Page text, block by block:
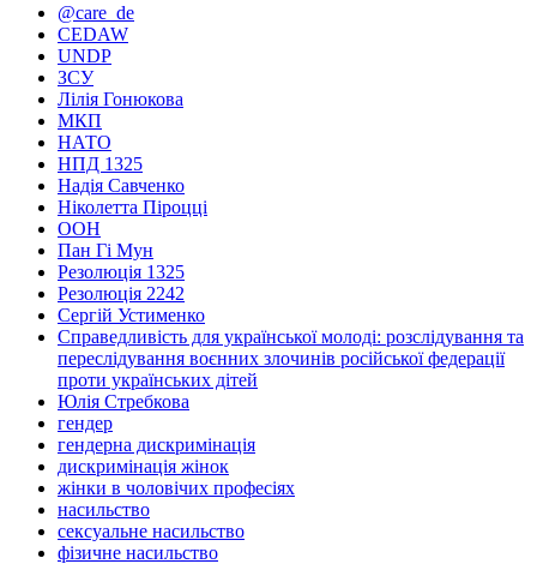
@care_de
CEDAW
UNDP
ЗСУ
Лілія Гонюкова
МКП
НАТО
НПД 1325
Надія Савченко
Ніколетта Піроцці
ООН
Пан Гі Мун
Резолюція 1325
Резолюція 2242
Сергій Устименко
Справедливість для української молоді: розслідування та
переслідування воєнних злочинів російської федерації
проти українських дітей
Юлія Стребкова
гендер
гендерна дискримінація
дискримінація жінок
жінки в чоловічих професіях
насильство
сексуальне насильство
фізичне насильство